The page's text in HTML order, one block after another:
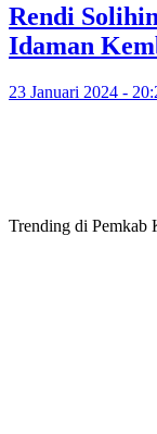
Rendi
Idaman
23 Januari 2024 -
Trending di Pemkab